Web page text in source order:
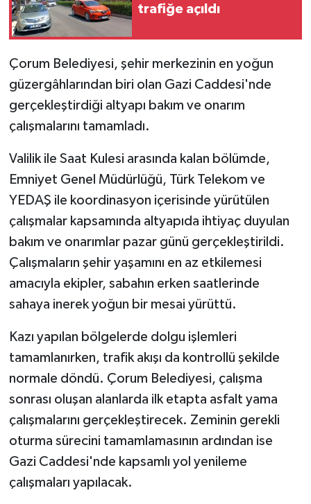
trafiğe açıldı
Çorum Belediyesi, şehir merkezinin en yoğun
güzergâhlarından biri olan Gazi Caddesi'nde
gerçekleştirdiği altyapı bakım ve onarım
çalışmalarını tamamladı.
Valilik ile Saat Kulesi arasında kalan bölümde,
Emniyet Genel Müdürlüğü, Türk Telekom ve
YEDAŞ ile koordinasyon içerisinde yürütülen
çalışmalar kapsamında altyapıda ihtiyaç duyulan
bakım ve onarımlar pazar günü gerçekleştirildi.
Çalışmaların şehir yaşamını en az etkilemesi
amacıyla ekipler, sabahın erken saatlerinde
sahaya inerek yoğun bir mesai yürüttü.
Kazı yapılan bölgelerde dolgu işlemleri
tamamlanırken, trafik akışı da kontrollü şekilde
normale döndü. Çorum Belediyesi, çalışma
sonrası oluşan alanlarda ilk etapta asfalt yama
çalışmalarını gerçekleştirecek. Zeminin gerekli
oturma sürecini tamamlamasının ardından ise
Gazi Caddesi'nde kapsamlı yol yenileme
çalışmaları yapılacak.